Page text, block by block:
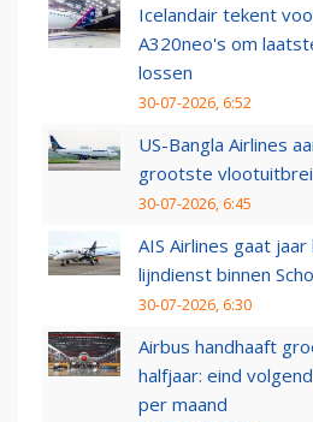
Icelandair tekent
A320neo's om
lossen
30-07-2026, 6:52
US-Bangla Airlines
grootste
30-07-2026, 6:45
AIS Airlines gaat
lijndienst binnen
30-07-2026, 6:30
Airbus handhaaft
halfjaar: eind
per maand